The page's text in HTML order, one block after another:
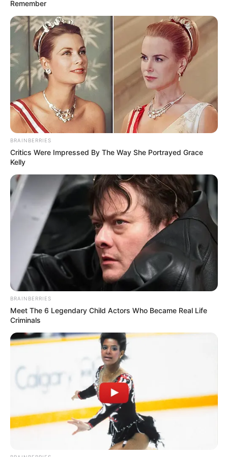
Ακολουθήστε το evianews.com στο
News
ΤΑ ΠΙΟ ΔΗΜΟΦΙΛΗ
Remember
BRAINBERRIES
Critics Were Impressed By The Way She Portrayed Grace
Kelly
BRAINBERRIES
Meet The 6 Legendary Child Actors Who Became Real Life
Criminals